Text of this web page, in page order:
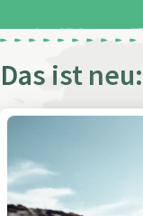
Das ist neu: